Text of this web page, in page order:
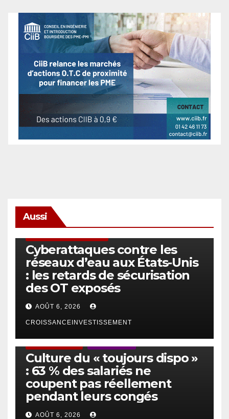
Aussi
Cyberattaques contre les
réseaux d’eau aux États-Unis
: les retards de sécurisation
des OT exposés
AOÛT 6, 2026
CROISSANCEINVESTISSEMENT
Culture du « toujours dispo »
: 63 % des salariés ne
coupent pas réellement
pendant leurs congés
AOÛT 6, 2026